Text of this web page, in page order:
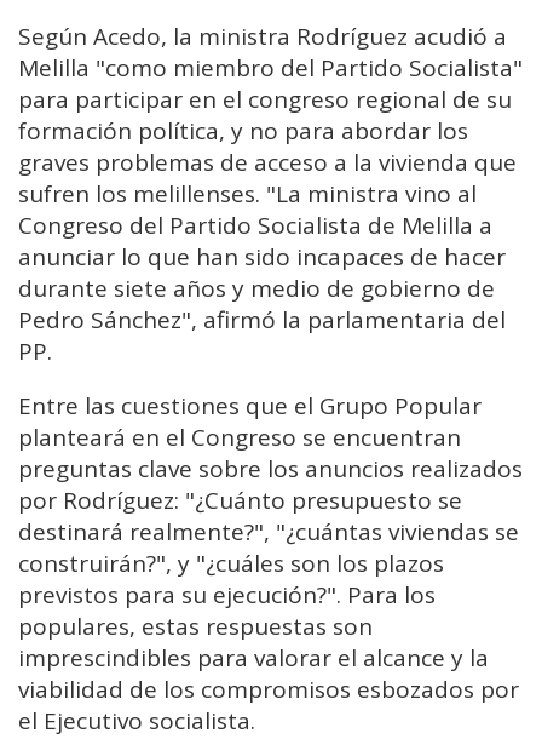
Según Acedo, la ministra Rodríguez acudió a
Melilla "como miembro del Partido Socialista"
para participar en el congreso regional de su
formación política, y no para abordar los
graves problemas de acceso a la vivienda que
sufren los melillenses. "La ministra vino al
Congreso del Partido Socialista de Melilla a
anunciar lo que han sido incapaces de hacer
durante siete años y medio de gobierno de
Pedro Sánchez", afirmó la parlamentaria del
PP.
Entre las cuestiones que el Grupo Popular
planteará en el Congreso se encuentran
preguntas clave sobre los anuncios realizados
por Rodríguez: "¿Cuánto presupuesto se
destinará realmente?", "¿cuántas viviendas se
construirán?", y "¿cuáles son los plazos
previstos para su ejecución?". Para los
populares, estas respuestas son
imprescindibles para valorar el alcance y la
viabilidad de los compromisos esbozados por
el Ejecutivo socialista.